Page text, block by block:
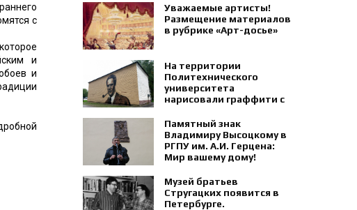
с
и
и
Уважаемые артисты!
Размещение материалов
в рубрике «Арт-досье»
На территории
Политехнического
университета
нарисовали граффити с
Петра Капицы.
Памятный знак
Владимиру Высоцкому в
РГПУ им. А.И. Герцена:
Мир вашему дому!
Музей братьев
Стругацких появится в
Петербурге‍.